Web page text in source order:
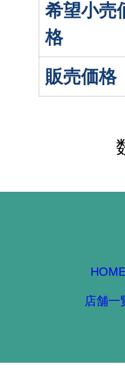
希望小売
格
販売価格
店舗一